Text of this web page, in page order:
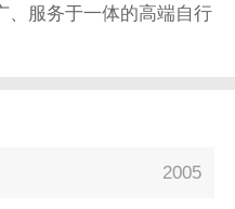
、服务于一体的高端自行
2005